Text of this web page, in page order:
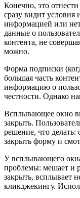
Конечно, это
сразу видит условия
информацией или
данные о
контента, не
можно.
Форма подписки
большая часть
информацию о
честности. Однако
Всплывающее окно
закрыть.
решение, что делать:
закрыть форму и
У всплывающего
проблемы: мешает и
закрыть, всплывает
кликджекингу.